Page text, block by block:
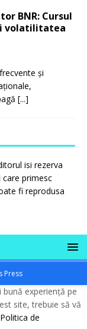
BNR: Cursul
volatilitatea
și
[...]
isi rezerva
primesc
fi reprodusa
Press
experiență pe
site, trebuie să vă
Politica de